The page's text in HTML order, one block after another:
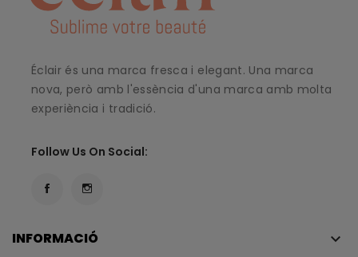
Éclair és una marca fresca i elegant. Una marca
nova, però amb l'essència d'una marca amb molta
experiència i tradició.
Follow Us On Social:
INFORMACIÓ keyboard_arrow_down